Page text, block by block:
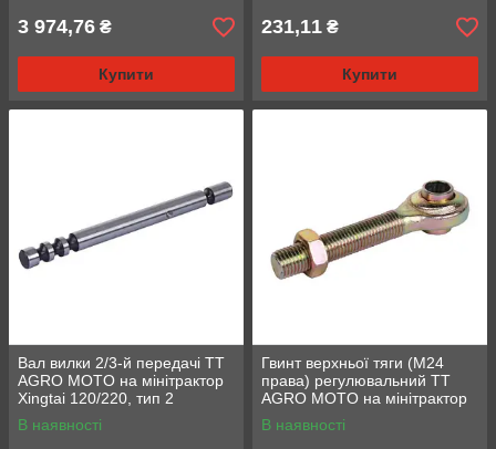
3 974,76 ₴
Купити
231,11 ₴
Купити
Вал вилки 2/3-й передачі TT
AGRO MOTO на мінітрактор
Xingtai 120/220, тип 2
В наявності
Гвинт верхньої тяги (М24
права) регулювальний TT
AGRO MOTO на мінітрактор
DongFeng 240/244, тип 2
В наявності